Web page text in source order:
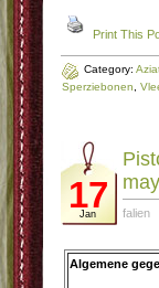
Print This
Category:
Sperziebonen
17
Jan falien
Algemene